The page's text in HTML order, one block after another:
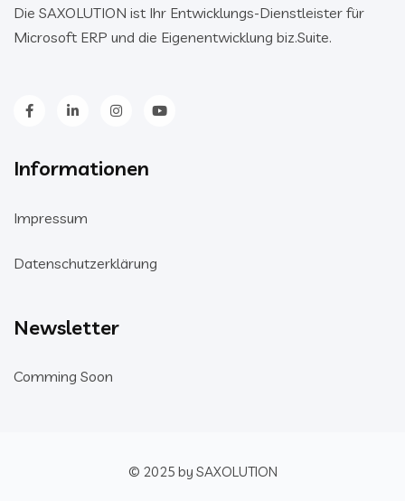
Die SAXOLUTION ist Ihr Entwicklungs-Dienstleister für
Microsoft ERP und die Eigenentwicklung biz.Suite.
Informationen
Impressum
Datenschutzerklärung
Newsletter
Comming Soon
© 2025 by SAXOLUTION